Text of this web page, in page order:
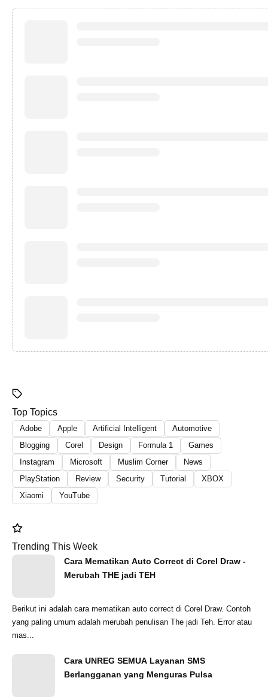
Top Topics
Adobe Apple Artificial Intelligent
Automotive
Blogging
Corel Design Formula 1
Games
Instagram
Microsoft Muslim Corner
News
PlayStation
Review Security Tutorial
XBOX
Xiaomi
YouTube
Trending This Week
Cara Mematikan Auto Correct di Corel Draw -
Merubah THE jadi TEH
Berikut ini adalah cara mematikan auto correct di Corel Draw. Contoh
yang paling umum adalah merubah penulisan The jadi Teh. Error atau
mas...
Cara UNREG SEMUA Layanan SMS
Berlangganan yang Menguras Pulsa